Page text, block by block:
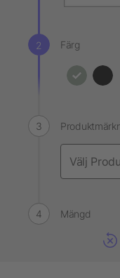
Färg
Mängd